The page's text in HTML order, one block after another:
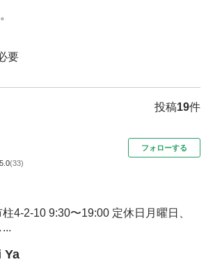
要
投稿19件
5.0(33)
フォローする
4-2-10 9:30〜19:00 定休日月曜日、
Ya